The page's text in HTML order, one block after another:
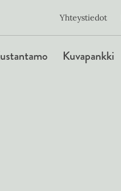
Yhteystiedot
Kuvapankki